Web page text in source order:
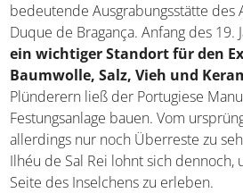
bedeutende Ausgrabungsstätte des
Duque de Bragança. Anfang des 19.
ein wichtiger Standort für den
Baumwolle, Salz, Vieh und
Plünderern ließ der Portugiese
Festungsanlage bauen. Vom
allerdings nur noch Überreste zu
Ilhéu de Sal Rei lohnt sich
Seite des Inselchens zu erleben.